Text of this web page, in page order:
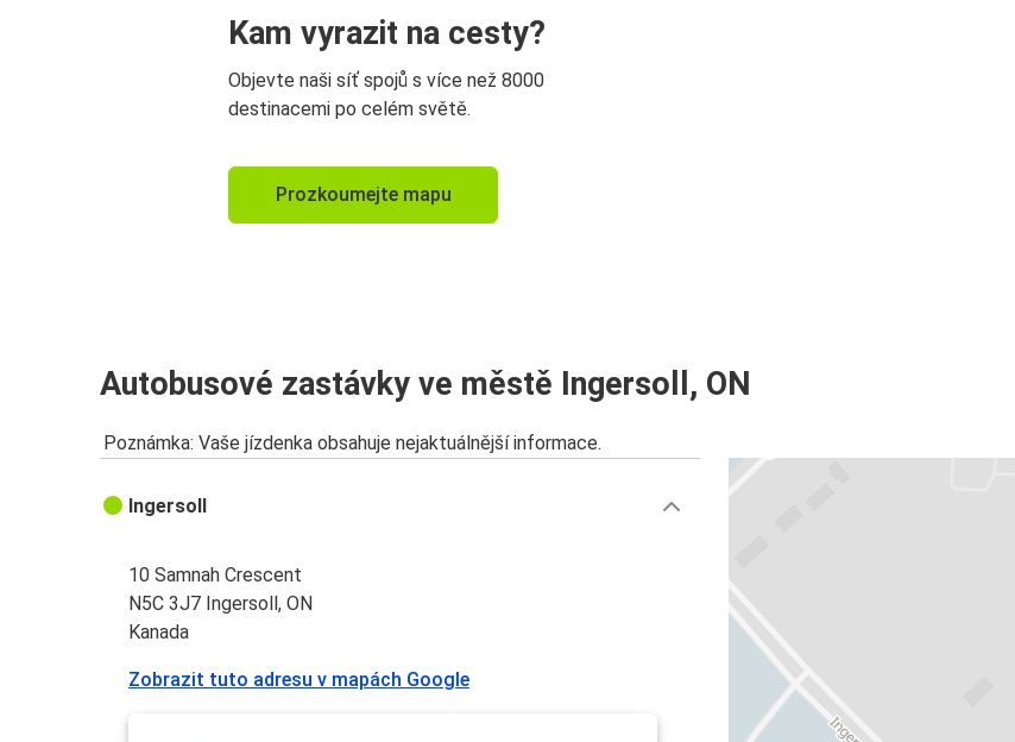
Kam vyrazit na cesty?
Objevte naši síť spojů s více než 8000
destinacemi po celém světě.
Prozkoumejte mapu
Autobusové zastávky ve městě Ingersoll, ON
Poznámka: Vaše jízdenka obsahuje nejaktuálnější informace.
Ingersoll
10 Samnah Crescent
N5C 3J7 Ingersoll, ON
Kanada
Zobrazit tuto adresu v mapách Google